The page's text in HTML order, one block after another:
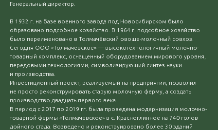
Генеральный директор.
В 1932 г. на базе военного завода под Новосибирском было
образовано подсобное хозяйство. В 1964 г. подсобное хозяйство
было переименовано в Толмачёвский овоще-молочный совхоз.
Сегодня ООО «Толмачевское» — высокотехнологичный молочно-
товарный комплекс, оснащенный оборудованием мирового уровня,
передовыми технологиями, символизирующий синтез науки
и производства.
Инвестиционный проект, реализуемый на предприятии, позволил
не просто реконструировать старую молочную ферму, а создать
производство двадцать первого века.
В период с 2017 по 2019 гг. была проведена модернизация молочно-
товарной фермы «Толмачевское» в с. Красноглинное на 740 голов
дойного стада. Возведено и реконструировано более 30 зданий